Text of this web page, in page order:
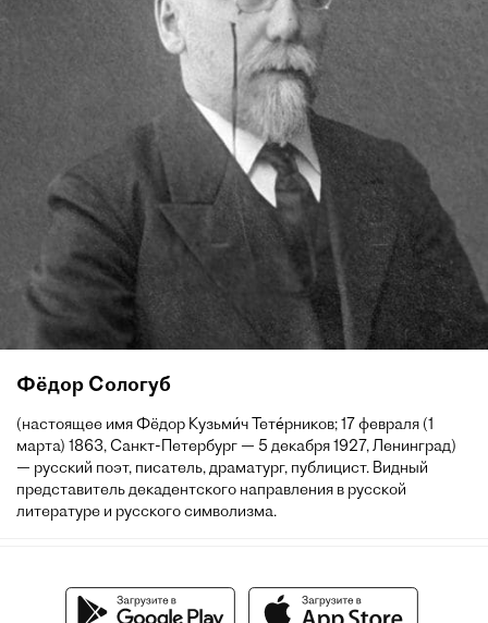
Фёдор Сологуб
(настоящее имя Фёдор Кузьми́ч Тете́рников; 17 февраля (1
марта) 1863, Санкт-Петербург — 5 декабря 1927, Ленинград)
— русский поэт, писатель, драматург, публицист. Видный
представитель декадентского направления в русской
литературе и русского символизма.